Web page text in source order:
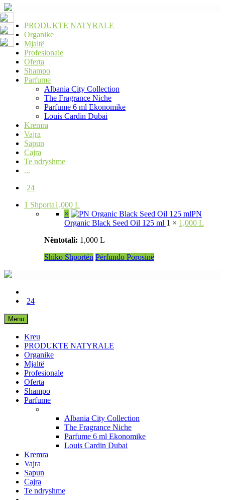
PRODUKTE NATYRALE
Organike
Mjaltë
Profesionale
Oferta
Shampo
Parfume
Albania City Collection
The Fragrance Niche
Parfume 6 ml Ekonomike
Louis Cardin Dubai
Kremra
Vajra
Sapun
Cajra
Te ndryshme
...
24
1 Shporta1,000 L
×
PN
Organic Black Seed Oil 125 ml 1 × 1,000 L
Nëntotali: 1,000 L
Shiko Shportën Përfundo Porosinë
24
Menu
Kreu
PRODUKTE NATYRALE
Organike
Mjaltë
Profesionale
Oferta
Shampo
Parfume
Albania City Collection
The Fragrance Niche
Parfume 6 ml Ekonomike
Louis Cardin Dubai
Kremra
Vajra
Sapun
Cajra
Te ndryshme